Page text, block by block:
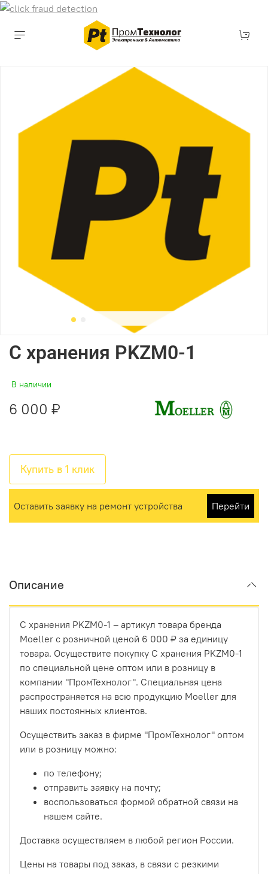
С хранения PKZM0-1
В наличии
6 000 ₽
Купить в 1 клик
Оставить заявку на ремонт устройства Перейти
Описание
С хранения PKZM0-1 – артикул товара бренда
Moeller с розничной ценой 6 000 ₽ за единицу
товара. Осуществите покупку С хранения PKZM0-1
по специальной цене оптом или в розницу в
компании "ПромТехнолог". Специальная цена
распространяется на всю продукцию Moeller для
наших постоянных клиентов.
Осуществить заказ в фирме "ПромТехнолог" оптом
или в розницу можно:
по телефону;
отправить заявку на почту;
воспользоваться формой обратной связи на
нашем сайте.
Доставка осуществляем в любой регион России.
Цены на товары под заказ, в связи с резкими